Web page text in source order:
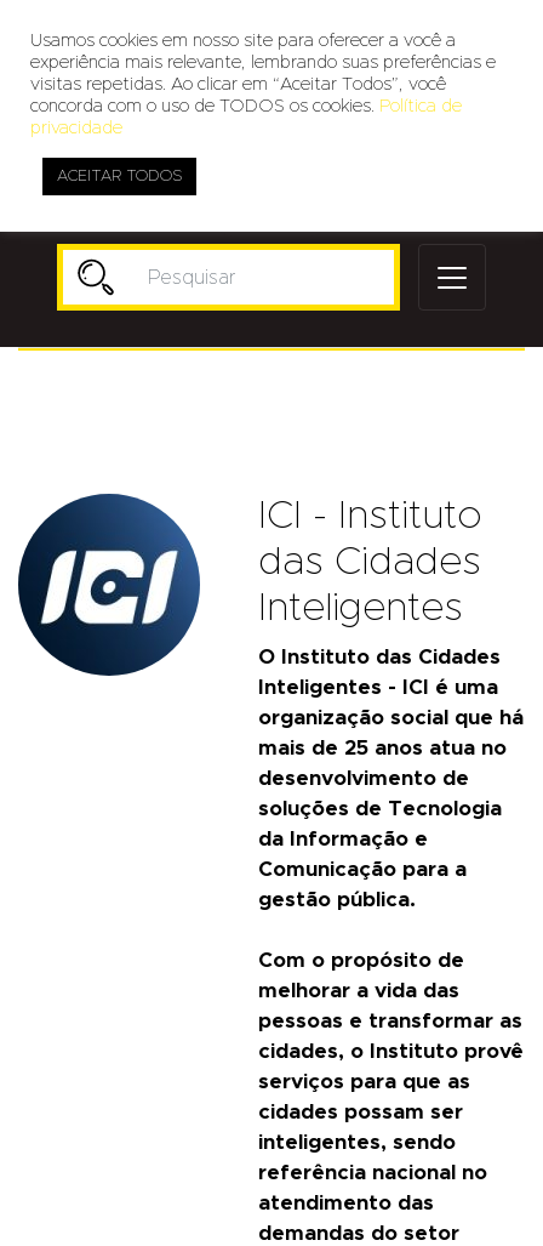
ICI - Instituto
das Cidades
Inteligentes
O Instituto das Cidades
Inteligentes - ICI é uma
organização social que há
mais de 25 anos atua no
desenvolvimento de
soluções de Tecnologia
da Informação e
Comunicação para a
gestão pública.
Com o propósito de
melhorar a vida das
pessoas e transformar as
cidades, o Instituto provê
serviços para que as
cidades possam ser
inteligentes, sendo
referência nacional no
atendimento das
demandas do setor
Usamos cookies em nosso site para oferecer a você a
experiência mais relevante, lembrando suas preferências e
visitas repetidas. Ao clicar em “Aceitar Todos”, você
concorda com o uso de TODOS os cookies. Política de
privacidade
ACEITAR TODOS